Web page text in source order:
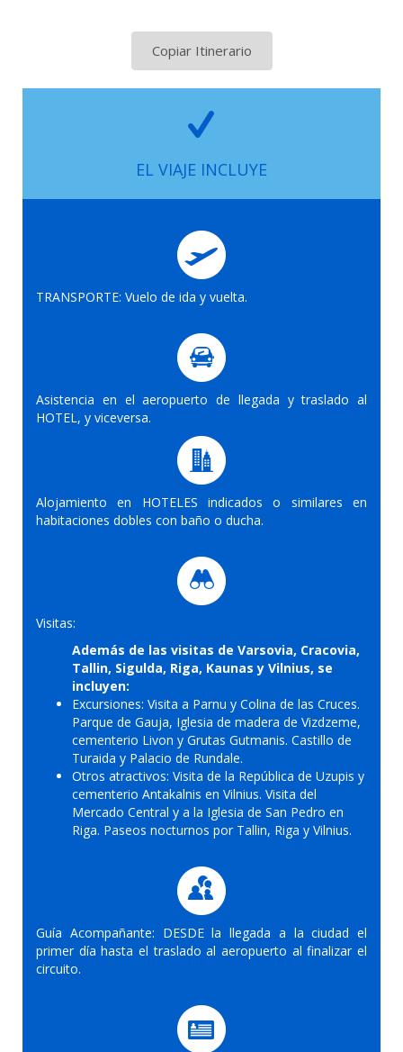
Copiar Itinerario
EL VIAJE INCLUYE
TRANSPORTE: Vuelo de ida y vuelta.
Asistencia en el aeropuerto de llegada y traslado al
HOTEL, y viceversa.
Alojamiento en HOTELES indicados o similares en
habitaciones dobles con baño o ducha.
Visitas:
Además de las visitas de Varsovia, Cracovia,
Tallin, Sigulda, Riga, Kaunas y Vilnius, se
incluyen:
Excursiones: Visita a Parnu y Colina de las Cruces.
Parque de Gauja, Iglesia de madera de Vizdzeme,
cementerio Livon y Grutas Gutmanis. Castillo de
Turaida y Palacio de Rundale.
Otros atractivos: Visita de la República de Uzupis y
cementerio Antakalnis en Vilnius. Visita del
Mercado Central y a la Iglesia de San Pedro en
Riga. Paseos nocturnos por Tallin, Riga y Vilnius.
Guía Acompañante: DESDE la llegada a la ciudad el
primer día hasta el traslado al aeropuerto al finalizar el
circuito.